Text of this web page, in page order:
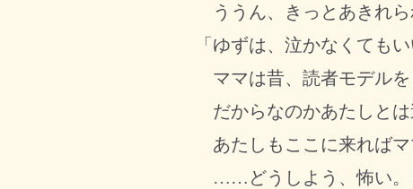
ううん、きっとあきれ
「ゆずは、泣かなくても
ママは昔、読者モデルを
だからなのかあたしとは
あたしもここに来れば
……どうしよう、怖い。